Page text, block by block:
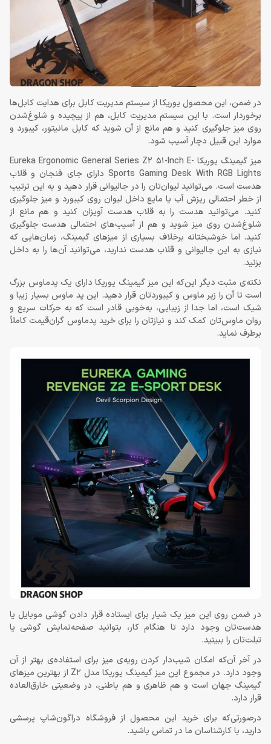
در ضمن، این محصول یوریکا از سیستم مدیریت کابل برای هدایت کابل‌ها
برخوردار است. با این سیستم مدیریت کابل، هم از پیچیده‌ و شلوغ‌شدن
روی میز جلوگیری کنید و هم مانع از آن شوید که کابل مانیتور، کیبورد و
موارد این قبیل دچار آسیب شود.
میز گیمینگ یوریکا Eureka Ergonomic General Series Z2 51-Inch E-
Sports Gaming Desk With RGB Lights دارای جای فنجان و قلاب
هدست است. می‌توانید لیوان‌تان را در جالیوانی قرار دهید و به این ترتیب
از خطر احتمالی ریزش آب یا مایع داخل لیوان روی کیبورد و میز جلوگیری
کنید. می‌توانید هدست را به قلاب هدست آویزان کنید و هم مانع از
شلوغ‌شدن روی میز شوید و هم از آسیب‌های احتمالی هدست جلوگیری
کنید. اما خوشبختانه برخلاف بسیاری از میزهای گیمینگ، زمان‌هایی که
نیازی به این جالیوانی و قلاب هدست ندارید، می‌توانید آن‌ها را به داخل
بزنید.
نکته‌ی مثبت دیگر این‌که این میز گیمینگ یوریکا دارای یک پدماوس بزرگ
است تا آن را زیر ماوس و کیبوردتان قرار دهید. این پد ماوس بسیار زیبا و
شیک است، اما جدا از زیبایی، به‌خوبی قادر است که به حرکات سریع و
روان ماوس‌تان کمک کند و نیازتان را برای خرید پدماوس گران‌قیمت کاملاً
برطرف نماید.
در ضمن روی این میز یک شیار برای ایستاده قرار دادن گوشی موبایل یا
هدست‌تان وجود دارد تا هنگام کار، بتوانید صفحه‌نمایش گوشی یا
تبلت‌تان را ببینید.
در آخر آن‌که امکان شیب‌دار کردن رویه‌ی میز برای استفاده‌ی بهتر از آن
وجود دارد. در مجموع این میز گیمینگ یوریکا مدل Z2 از بهترین میزهای
گیمینگ جهان است و هم ظاهری و هم باطنی، در وضعیتی خارق‌العاده
قرار دارد.
درصورتی‌که برای خرید این محصول از فروشگاه دراگون‌شاپ پرسشی
دارید، با کارشناسان ما در تماس باشید.